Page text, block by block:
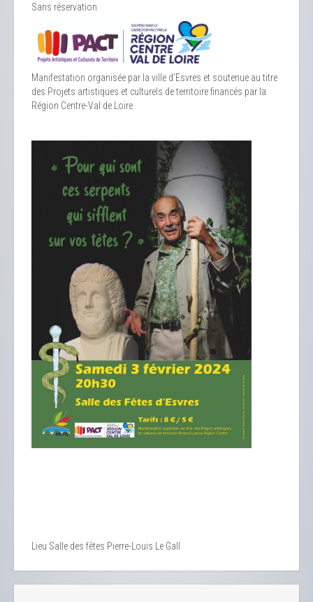
Sans réservation
Manifestation organisée par la ville d'Esvres et soutenue au titre
des Projets artistiques et culturels de territoire financés par la
Région Centre-Val de Loire
Lieu Salle des fêtes Pierre-Louis Le Gall